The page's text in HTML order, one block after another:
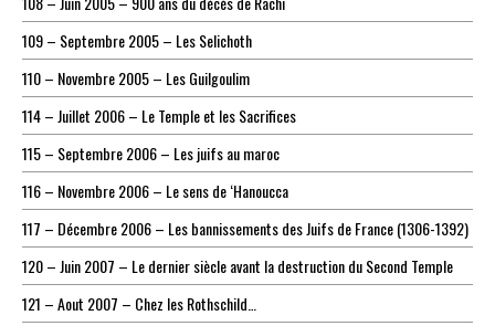
109 – Septembre 2005 – Les Selichoth
110 – Novembre 2005 – Les Guilgoulim
114 – Juillet 2006 – Le Temple et les Sacrifices
115 – Septembre 2006 – Les juifs au maroc
116 – Novembre 2006 – Le sens de ‘Hanoucca
117 – Décembre 2006 – Les bannissements des Juifs de France (1306-1392)
120 – Juin 2007 – Le dernier siècle avant la destruction du Second Temple
121 – Aout 2007 – Chez les Rothschild…